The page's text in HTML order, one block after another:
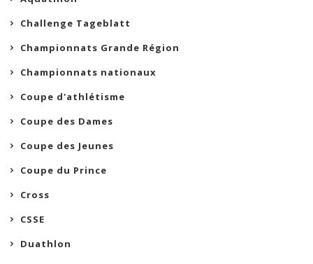
Challenge Tageblatt
Championnats Grande Région
Championnats nationaux
Coupe d'athlétisme
Coupe des Dames
Coupe des Jeunes
Coupe du Prince
Cross
CSSE
Duathlon